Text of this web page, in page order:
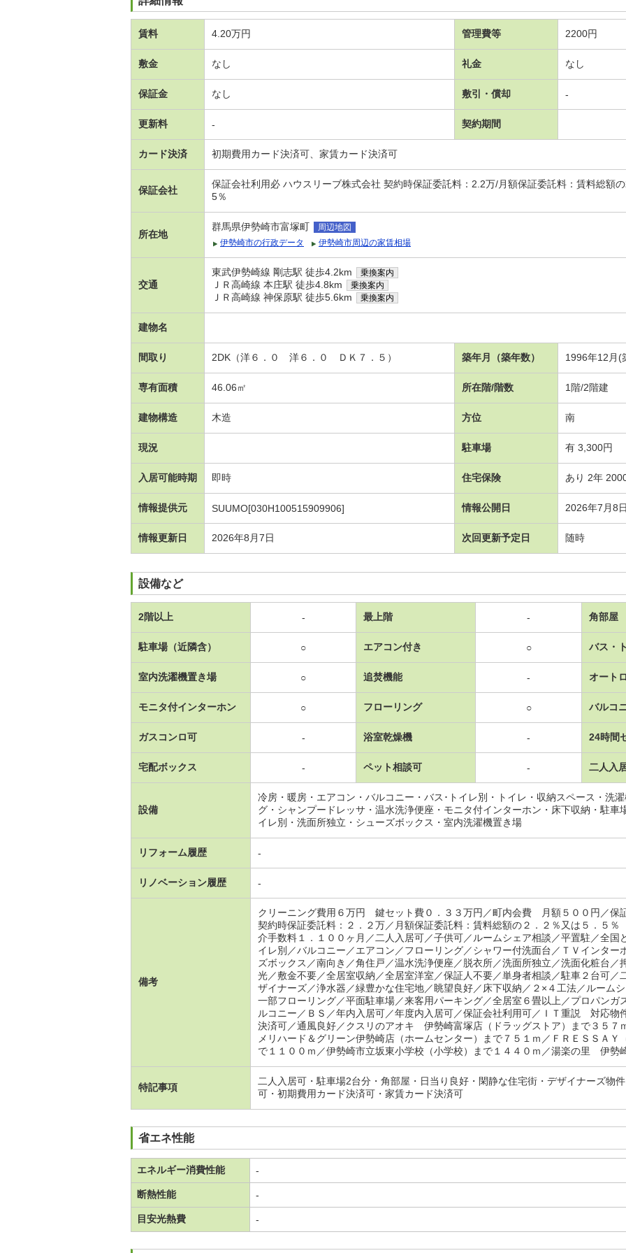
賃料 4.20万円 管理費等 2200円
敷金 なし 礼金 なし
保証金 なし 敷引・償却 -
更新料 - 契約期間
カード決済 初期費用カード決済可、家賃カード決済可
保証会社
保証会社利用必 ハウスリーブ株式会社 契約時保証委託料：2.2万/月額保証委託料：賃料総額
5％
所在地
群馬県伊勢崎市富塚町
周辺地図
伊勢崎市の行政データ
伊勢崎市周辺の家賃相場
交通
東武伊勢崎線 剛志駅 徒歩4.2km 乗換案内
ＪＲ高崎線 本庄駅 徒歩4.8km 乗換案内
ＪＲ高崎線 神保原駅 徒歩5.6km 乗換案内
建物名
間取り 2DK（洋６．０ 洋６．０ ＤＫ７．５） 築年月（築年数） 1996年12月(
専有面積 46.06㎡ 所在階/階数 1階/2階建
建物構造 木造 方位 南
現況 駐車場 有 3,300円
入居可能時期 即時 住宅保険 あり 2年
情報提供元 SUUMO[030H100515909906] 情報公開日 2026年7月8日
情報更新日 2026年8月7日 次回更新予定日 随時
設備など
2階以上 - 最上階 - 角部屋
駐車場（近隣含） ○ エアコン付き ○ バス・
室内洗濯機置き場 ○ 追焚機能 - オート
モニタ付インターホン ○ フローリング ○ バルコ
ガスコンロ可 - 浴室乾燥機 - 24時間
宅配ボックス - ペット相談可 - 二人入
設備
冷房・暖房・エアコン・バルコニー・バス･トイレ別・トイレ・収納スペース・洗
グ・シャンプードレッサ・温水洗浄便座・モニタ付インターホン・床下収納・駐車
イレ別・洗面所独立・シューズボックス・室内洗濯機置き場
リフォーム履歴 -
リノベーション履歴 -
備考
クリーニング費用６万円 鍵セット費０．３３万円／町内会費 月額５００円／保
契約時保証委託料：２．２万／月額保証委託料：賃料総額の２．２％又は５．５
介手数料１．１００ヶ月／二人入居可／子供可／ルームシェア相談／平置駐／全国
イレ別／バルコニー／エアコン／フローリング／シャワー付洗面台／ＴＶインター
ズボックス／南向き／角住戸／温水洗浄便座／脱衣所／洗面所独立／洗面化粧台
光／敷金不要／全居室収納／全居室洋室／保証人不要／単身者相談／駐車２台可／
ザイナーズ／浄水器／緑豊かな住宅地／眺望良好／床下収納／２×４工法／ルーム
一部フローリング／平面駐車場／来客用パーキング／全居室６畳以上／プロパンガ
ルコニー／ＢＳ／年内入居可／年度内入居可／保証会社利用可／ＩＴ重説 対応物
決済可／通風良好／クスリのアオキ 伊勢崎富塚店（ドラッグストア）まで３５７
メリハード＆グリーン伊勢崎店（ホームセンター）まで７５１ｍ／ＦＲＥＳＳＡ
で１１００ｍ／伊勢崎市立坂東小学校（小学校）まで１４４０ｍ／湯楽の里 伊勢
特記事項
二人入居可・駐車場2台分・角部屋・日当り良好・閑静な住宅街・デザイナーズ物
可・初期費用カード決済可・家賃カード決済可
省エネ性能
エネルギー消費性能 -
断熱性能 -
目安光熱費 -